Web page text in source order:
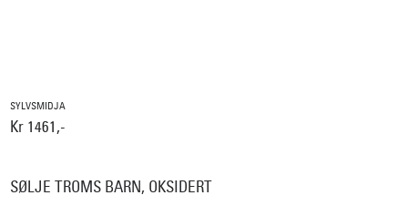
SYLVSMIDJA
Kr 1461,-
SØLJE TROMS BARN, OKSIDERT